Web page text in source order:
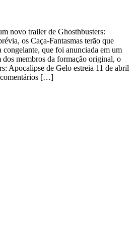
novo trailer de Ghosthbusters:
os Caça-Fantasmas terão que
congelante, que foi anunciada em um
membros da formação original, o
Apocalipse de Gelo estreia 11 de abril
comentários […]